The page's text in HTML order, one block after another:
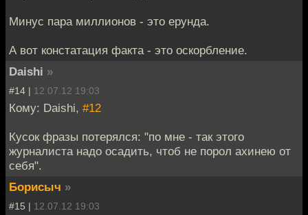
Минус пара миллионов - это ерунда.
А вот констатация факта - это оскорбление.
Daishi »
#14 | 12.07.12 19:03
Кому: Daishi, #12
Кусок фразы потерялся: "по мне - так этого
журналиста надо осадить, чтоб не порол ахинею от
себя".
Борисыч »
#15 | 12.07.12 19:03